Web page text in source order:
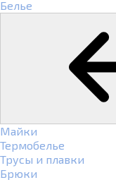
Белье
Майки
Термобелье
Трусы и плавки
Брюки